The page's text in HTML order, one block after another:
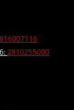
2810255000